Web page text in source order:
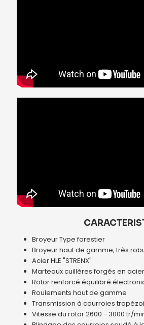
Broyeur Type forestier
Broyeur haut de gamme, très
Acier HLE "STRENX"
Marteaux cuillères forgés en
Rotor renforcé équilibré
Roulements haut de gamme
Transmission à courroies
Vitesse du rotor 2600 - 3000 tr/